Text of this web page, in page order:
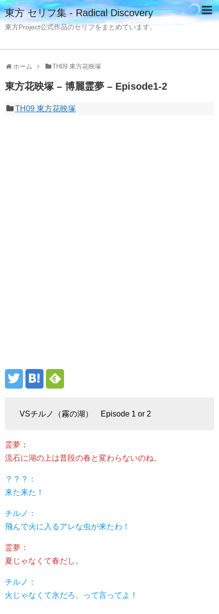
東方 セリフ集 - Radical Discovery
東方Project公式作品のセリフをまとめています。
ホーム TH09 東方花映塚
東方花映塚 – 博麗霊夢 – Episode1-2
TH09 東方花映塚
VSチルノ（霧の湖） Episode 1 or 2
霊夢：
流石に湖の上は普段の春と変わらないのね。
？？？：
来た来た！
チルノ：
飛んで火に入るアレな虫が来たわ！
霊夢：
夏じゃなくて春だし。
チルノ：
火じゃなくて氷だろ、って言ってよ！